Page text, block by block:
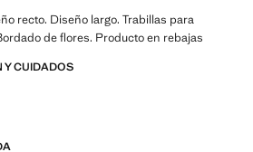
recto. Diseño largo. Trabillas para
de flores. Producto en rebajas
Y CUIDADOS